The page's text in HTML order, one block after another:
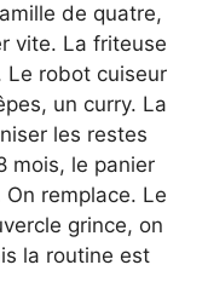
de quatre,
vite. La friteuse
Le robot cuiseur
un curry. La
les restes
mois, le panier
remplace. Le
grince, on
la routine est